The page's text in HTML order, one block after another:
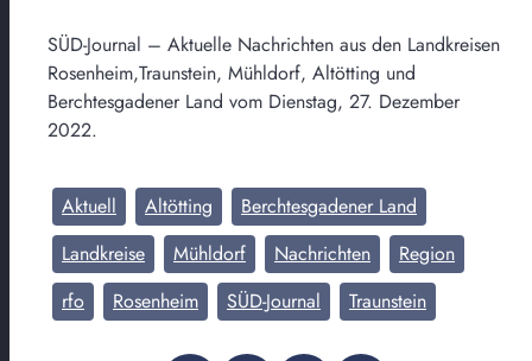
SÜD-Journal – Aktuelle Nachrichten aus den Landkreisen
Rosenheim,Traunstein, Mühldorf, Altötting und
Berchtesgadener Land vom Dienstag, 27. Dezember
2022.
Aktuell Altötting
Berchtesgadener Land
Landkreise
Mühldorf Nachrichten
Region
rfo
Rosenheim SÜD-Journal Traunstein